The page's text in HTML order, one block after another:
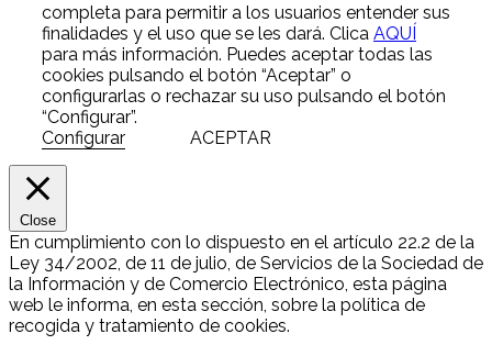
completa para permitir a los usuarios entender sus
finalidades y el uso que se les dará. Clica AQUÍ
para más información. Puedes aceptar todas las
cookies pulsando el botón “Aceptar” o
configurarlas o rechazar su uso pulsando el botón
“Configurar”.
Configurar
ACEPTAR
Close
En cumplimiento con lo dispuesto en el artículo 22.2 de la
Ley 34/2002, de 11 de julio, de Servicios de la Sociedad de
la Información y de Comercio Electrónico, esta página
web le informa, en esta sección, sobre la política de
recogida y tratamiento de cookies.